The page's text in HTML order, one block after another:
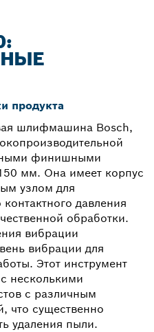
продукта
шлифмашина Bosch,
финишными
мм. Она имеет корпус
узлом для
давления
обработки.
вибрации
вибрации для
Этот инструмент
несколькими
с различным
что существенно
удаления пыли.